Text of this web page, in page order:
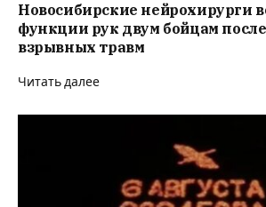
Новосибирские нейрохирурги
функции рук двум бойцам
взрывных травм
Читать далее